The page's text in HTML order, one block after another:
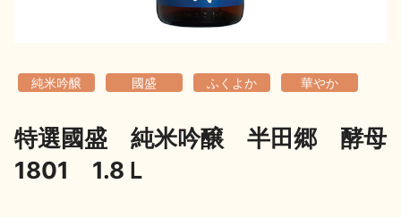
純米吟醸 國盛 ふくよか 華やか
特選國盛 純米吟醸 半田郷 酵母
1801 1.8Ｌ